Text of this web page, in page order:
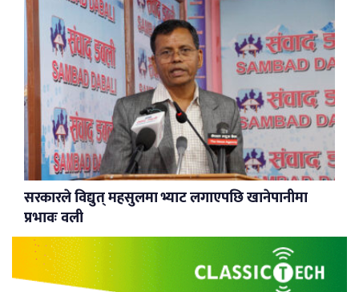
सरकारले विद्युत् महसुलमा भ्याट लगाएपछि खानेपानीमा
प्रभावः वली